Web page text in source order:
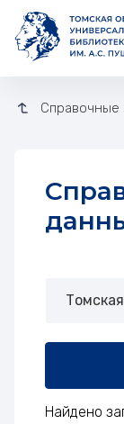
Справочные базы
Найдено